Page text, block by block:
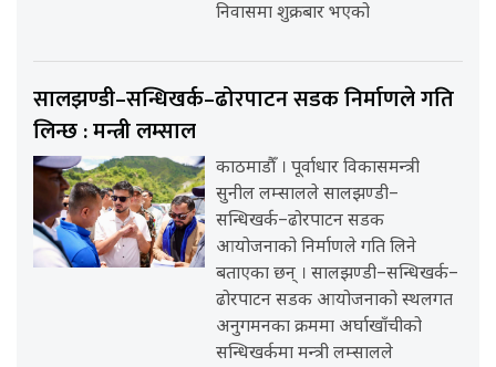
निवासमा शुक्रबार भएको
सालझण्डी–सन्धिखर्क–ढोरपाटन सडक निर्माणले गति
लिन्छ : मन्त्री लम्साल
काठमाडौँ । पूर्वाधार विकासमन्त्री
सुनील लम्सालले सालझण्डी–
सन्धिखर्क–ढोरपाटन सडक
आयोजनाको निर्माणले गति लिने
बताएका छन् । सालझण्डी–सन्धिखर्क–
ढोरपाटन सडक आयोजनाको स्थलगत
अनुगमनका क्रममा अर्घाखाँचीको
सन्धिखर्कमा मन्त्री लम्सालले